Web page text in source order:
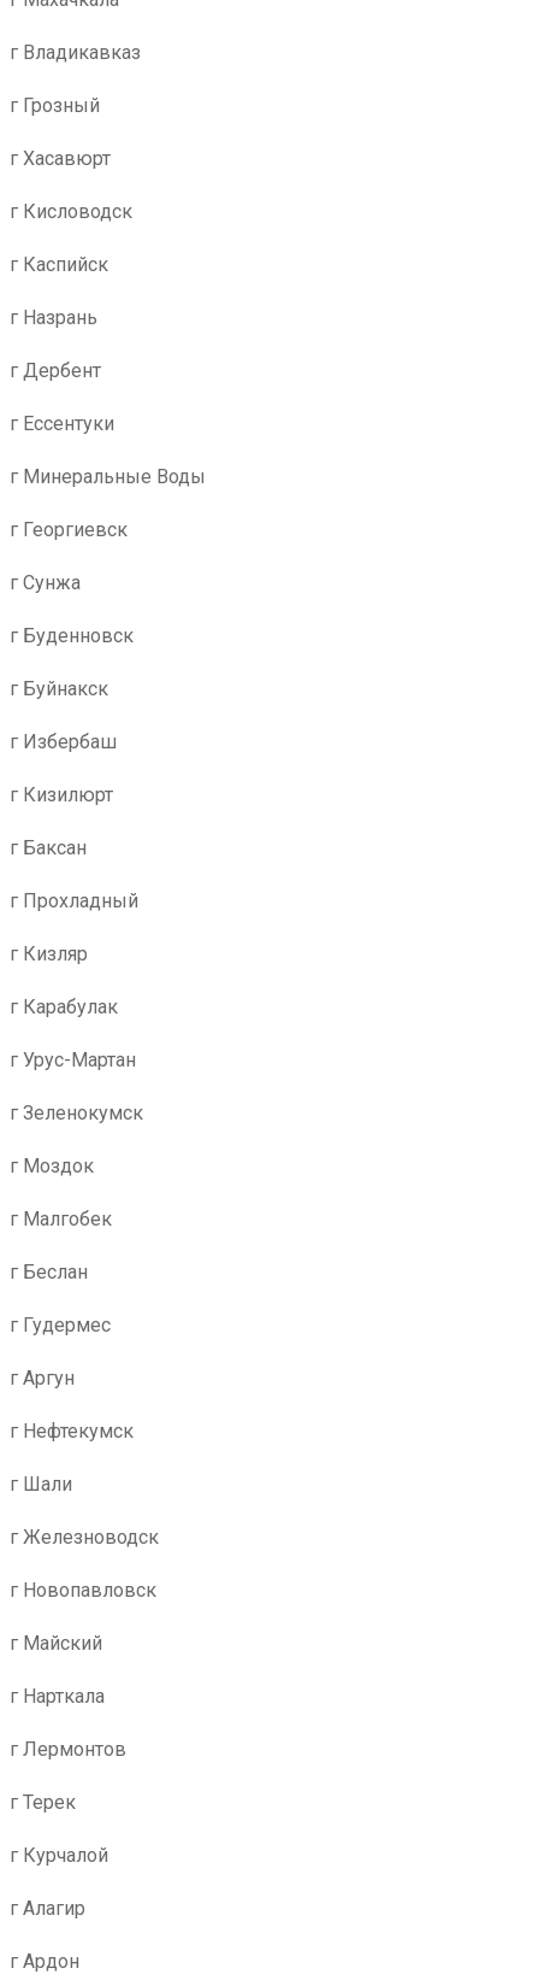
г Владикавказ
г Грозный
г Хасавюрт
г Кисловодск
г Каспийск
г Назрань
г Дербент
г Ессентуки
г Минеральные Воды
г Георгиевск
г Сунжа
г Буденновск
г Буйнакск
г Избербаш
г Кизилюрт
г Баксан
г Прохладный
г Кизляр
г Карабулак
г Урус-Мартан
г Зеленокумск
г Моздок
г Малгобек
г Беслан
г Гудермес
г Аргун
г Нефтекумск
г Шали
г Железноводск
г Новопавловск
г Майский
г Нарткала
г Лермонтов
г Терек
г Курчалой
г Алагир
г Ардон